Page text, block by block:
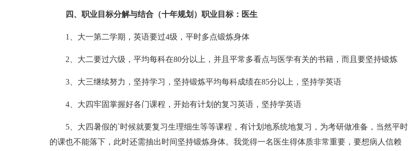
四、职业目标分解与结合（十年规划）职业目标：医生
1、大一第二学期，英语要过4级，平时多点锻炼身体
2、大二要过六级，平均每科在80分以上，并且平常多看点与医学有关的书籍，而且要坚持锻炼
3、大三继续努力，坚持学习，坚持锻炼平均每科成绩在85分以上，坚持学英语
4、大四牢固掌握好各门课程，开始有计划的复习英语，坚持学英语
5、大四暑假的`时候就要复习生理细生等等课程，有计划地系统地复习，为考研做准备，当然平时
的课也不能落下，此时还需抽出时间坚持锻炼身体。我觉得一名医生得体质非常重要，要想病人信赖